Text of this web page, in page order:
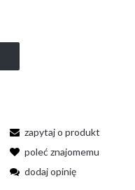
zapytaj o produkt
poleć znajomemu
dodaj opinię